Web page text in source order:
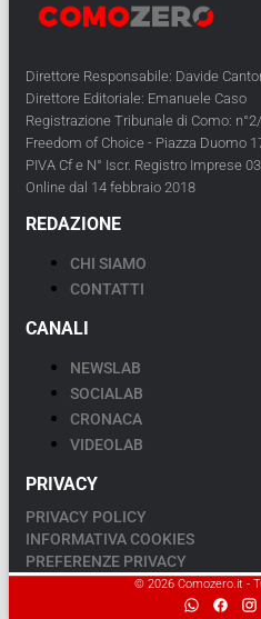
Direttore Responsabile: Davide
Direttore Editoriale: Emanuele Caso
Registrazione Tribunale di Como:
Freedom of Choice - Piazza Duomo
PIVA Cf e N° Iscr. Registro Imprese
Online dal 14 febbraio 2018
REDAZIONE
CHI SIAMO
CONTATTI
CANALI
NEWSLAB
SOCIALAB
CRONACA
VIDEOLAB
PRIVACY
PRIVACY POLICY
INFORMATIVA COOKIES
PREFERENZE PRIVACY
© 2026 Comozero.it -